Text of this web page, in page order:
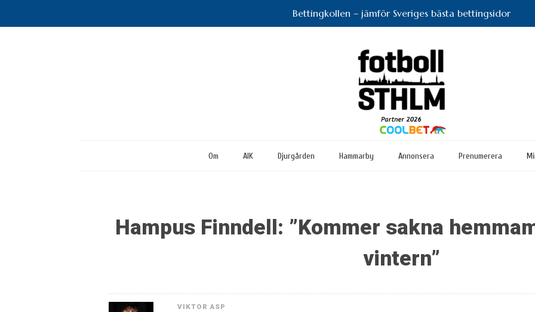
Bettingkollen – jämför Sveriges bästa bettingsidor
Om AIK Djurgården Hammarby Annonsera Prenumerera
Hampus Finndell: ”Kommer sakna
vintern”
VIKTOR ASP